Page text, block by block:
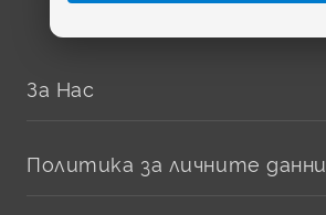
За Нас
Политика за личните данни